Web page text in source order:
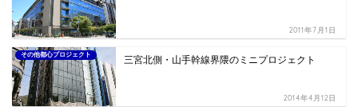
2011年7月1日
その他都心プロジェクト 三宮北側・山手幹線界隈のミニプロジェクト
2014年4月12日